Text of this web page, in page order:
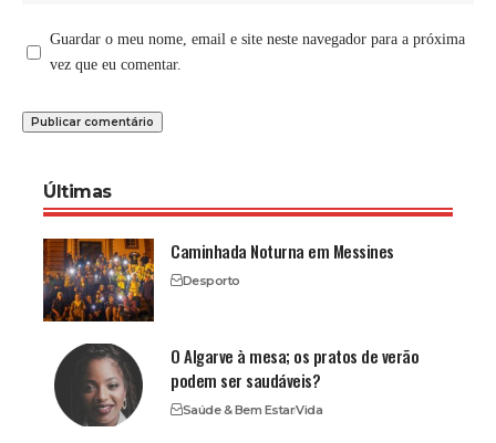
Guardar o meu nome, email e site neste navegador para a próxima
vez que eu comentar.
Últimas
Caminhada Noturna em Messines
Desporto
O Algarve à mesa; os pratos de verão
podem ser saudáveis?
Saúde & Bem EstarVida